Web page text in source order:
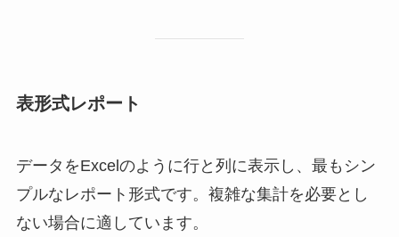
表形式レポート
データをExcelのように行と列に表示し、最もシン
プルなレポート形式です。複雑な集計を必要とし
ない場合に適しています。